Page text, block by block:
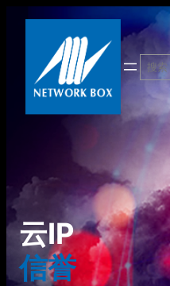
搜
索
云IP
信誉